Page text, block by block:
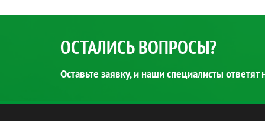
ОСТАЛИСЬ ВОПРОСЫ?
Оставьте заявку, и наши специалисты